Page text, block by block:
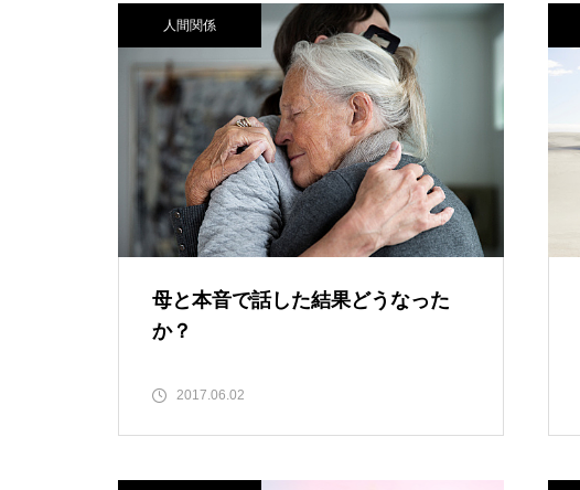
人間関係
母と本音で話した結果どうなった
か？
2017.06.02